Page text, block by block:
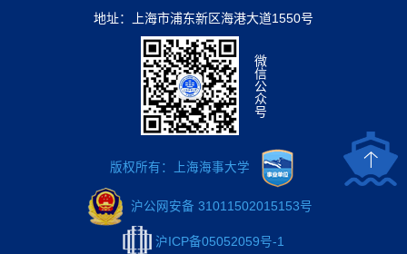
地址：上海市浦东新区海港大道1550号
微
信
公
众
号
版权所有：上海海事大学
沪公网安备 31011502015153号
沪ICP备05052059号-1